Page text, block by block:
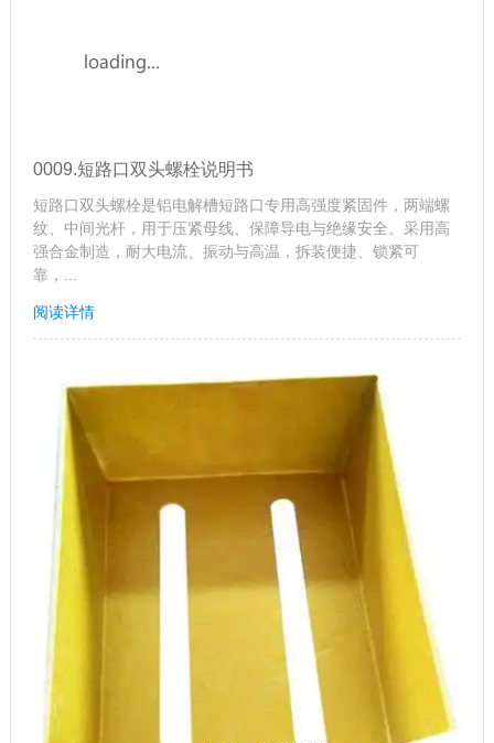
0009.短路口双头螺栓说明书
短路口双头螺栓是铝电解槽短路口专用高强度紧固件，两端螺
纹、中间光杆，用于压紧母线、保障导电与绝缘安全。采用高
强合金制造，耐大电流、振动与高温，拆装便捷、锁紧可
靠，...
阅读详情